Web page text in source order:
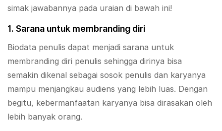
simak jawabannya pada uraian di bawah ini!
1. Sarana untuk membranding diri
Biodata penulis dapat menjadi sarana untuk
membranding diri penulis sehingga dirinya bisa
semakin dikenal sebagai sosok penulis dan karyanya
mampu menjangkau audiens yang lebih luas. Dengan
begitu, kebermanfaatan karyanya bisa dirasakan oleh
lebih banyak orang.